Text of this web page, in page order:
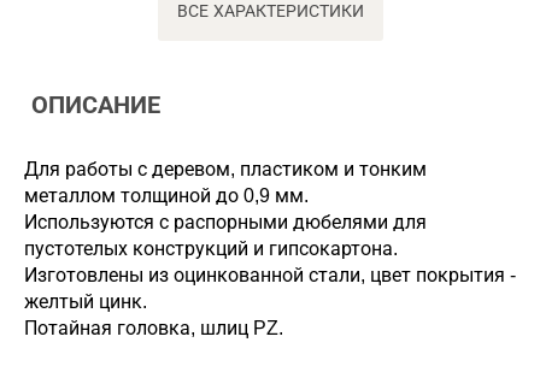
ВСЕ ХАРАКТЕРИСТИКИ
ОПИСАНИЕ
Для работы с деревом, пластиком и тонким
металлом толщиной до 0,9 мм.
Используются с распорными дюбелями для
пустотелых конструкций и гипсокартона.
Изготовлены из оцинкованной стали, цвет покрытия -
желтый цинк.
Потайная головка, шлиц PZ.